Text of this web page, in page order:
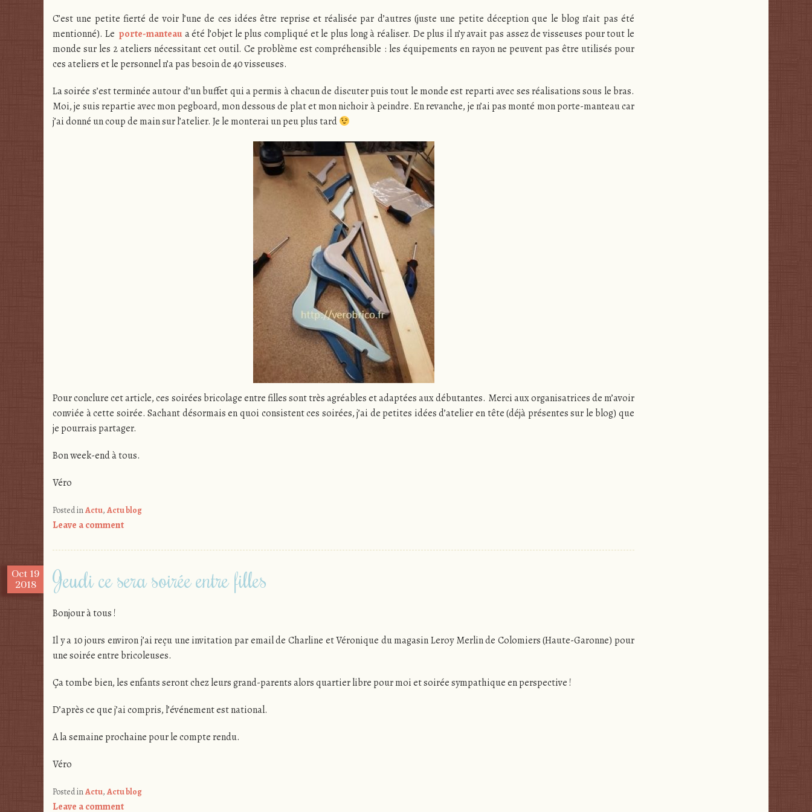
C’est une petite fierté de voir l’une de ces idées être reprise et réalisée par d’autres (juste une petite déception que le blog n’ait pas été
mentionné). Le porte-manteaua été l’objet le plus compliqué et le plus long à réaliser. De plus il n’y avait pas assez de visseuses pour tout le
monde sur les 2 ateliers nécessitant cet outil. Ce problème est compréhensible : les équipements en rayon ne peuvent pas être utilisés pour
ces ateliers et le personnel n’a pas besoin de 40 visseuses.
La soirée s’est terminée autour d’un buffet qui a permis à chacun de discuter puis tout le monde est reparti avec ses réalisations sous le bras.
Moi, je suis repartie avec mon pegboard, mon dessous de plat et mon nichoir à peindre. En revanche, je n’ai pas monté mon porte-manteau car
j’ai donné un coup de main sur l’atelier. Je le monterai un peu plus tard
Pour conclure cet article, ces soirées bricolage entre filles sont très agréables et adaptées aux débutantes. Merci aux organisatrices de m’avoir
conviée à cette soirée. Sachant désormais en quoi consistent ces soirées, j’ai de petites idées d’atelier en tête (déjà présentes sur le blog) que
je pourrais partager.
Bon week-end à tous.
Véro
Posted inActu, Actu blog
Leave a comment
Oct 19
2018
Jeudi ce sera soirée entre filles
Bonjour à tous !
Il y a 10 jours environ j’ai reçu une invitation par email de Charline et Véronique du magasin Leroy Merlin de Colomiers (Haute-Garonne) pour
une soirée entre bricoleuses.
Ça tombe bien, les enfants seront chez leurs grand-parents alors quartier libre pour moi et soirée sympathique en perspective !
D’après ce que j’ai compris, l’événement est national.
A la semaine prochaine pour le compte rendu.
Véro
Posted inActu, Actu blog
Leave a comment